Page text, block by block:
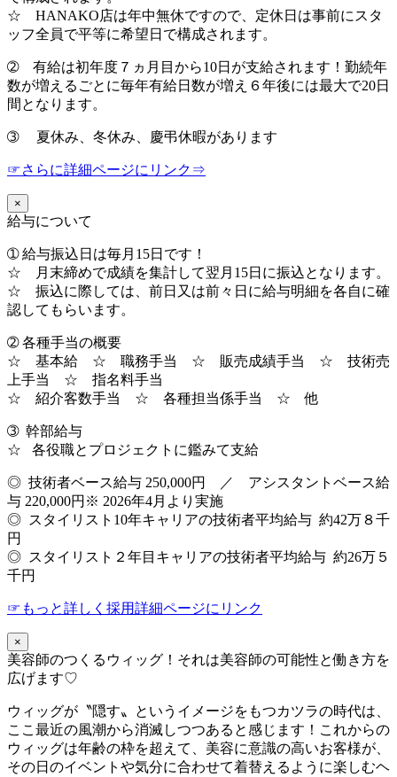
☆ HANAKO店は年中無休ですので、定休日は事前にスタ
ッフ全員で平等に希望日で構成されます。
➁ 有給は初年度７ヵ月目から10日が支給されます！勤続年
数が増えるごとに毎年有給日数が増え６年後には最大で20日
間となります。
➂ 夏休み、冬休み、慶弔休暇があります
☞さらに詳細ページにリンク⇒
×
給与について
➀ 給与振込日は毎月15日です！
☆ 月末締めで成績を集計して翌月15日に振込となります。
☆ 振込に際しては、前日又は前々日に給与明細を各自に確
認してもらいます。
➁ 各種手当の概要
☆ 基本給 ☆ 職務手当 ☆ 販売成績手当 ☆ 技術売
上手当 ☆ 指名料手当
☆ 紹介客数手当 ☆ 各種担当係手当 ☆ 他
➂ 幹部給与
☆ 各役職とプロジェクトに鑑みて支給
◎ 技術者ベース給与 250,000円 ／ アシスタントベース給
与 220,000円※ 2026年4月より実施
◎ スタイリスト10年キャリアの技術者平均給与 約42万８千
円
◎ スタイリスト２年目キャリアの技術者平均給与 約26万５
千円
☞もっと詳しく採用詳細ページにリンク
×
美容師のつくるウィッグ！それは美容師の可能性と働き方を
広げます♡
ウィッグが〝隠す〟というイメージをもつカツラの時代は、
ここ最近の風潮から消滅しつつあると感じます！これからの
ウィッグは年齢の枠を超えて、美容に意識の高いお客様が、
その日のイベントや気分に合わせて着替えるように楽しむヘ